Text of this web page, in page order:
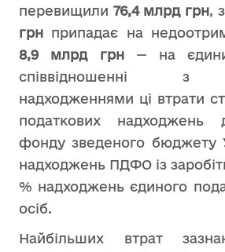
перевищили 76,4 млрд грн,
грн припадає на
8,9 млрд грн — на
співвідношенні з
надходженнями ці втрати
податкових надходжень
фонду зведеного бюджету
надходжень ПДФО із
% надходжень єдиного
осіб.
Найбільших втрат